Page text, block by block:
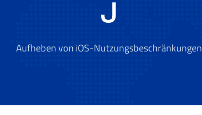
J
Aufheben von iOS-Nutzungsbeschränkungen